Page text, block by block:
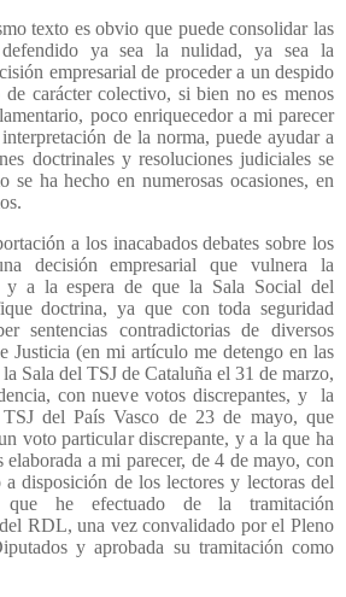
texto es obvio que puede consolidar las
ya sea la nulidad, ya sea la
empresarial de proceder a un despido
carácter colectivo, si bien no es menos
poco enriquecedor a mi parecer
de la norma, puede ayudar a
doctrinales y resoluciones judiciales se
se ha hecho en numerosas ocasiones, en
a los inacabados debates sobre los
decisión empresarial que vulnera la
y a la espera de que la Sala Social del
doctrina, ya que con toda seguridad
sentencias contradictorias de diversos
Justicia (en mi artículo me detengo en las
Sala del TSJ de Cataluña el 31 de marzo,
con nueve votos discrepantes, y
la
TSJ del País Vasco de 23 de mayo, que
voto particular discrepante, y a la que ha
elaborada a mi parecer, de 4 de mayo, con
a disposición de los lectores y lectoras del
he efectuado de la tramitación
RDL, una vez convalidado por el Pleno
y aprobada su tramitación como